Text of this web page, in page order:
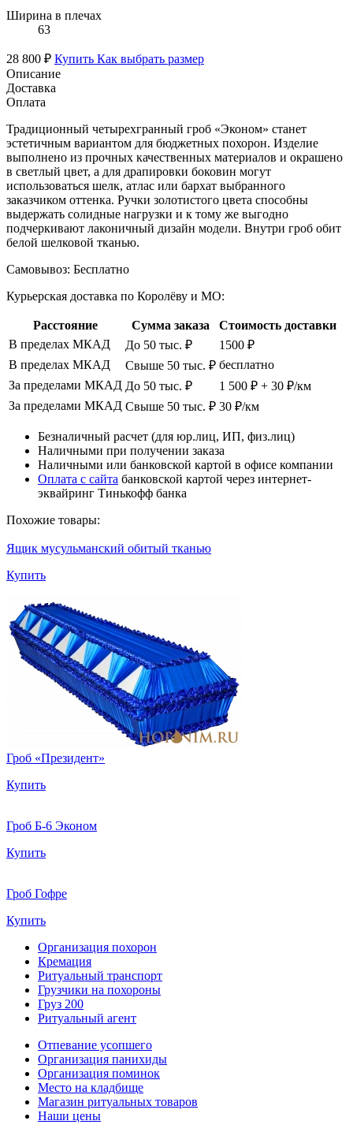
Ширина в плечах
63
28 800 ₽ Купить Как выбрать размер
Описание
Доставка
Оплата
Традиционный четырехгранный гроб «Эконом» станет
эстетичным вариантом для бюджетных похорон. Изделие
выполнено из прочных качественных материалов и окрашено
в светлый цвет, а для драпировки боковин могут
использоваться шелк, атлас или бархат выбранного
заказчиком оттенка. Ручки золотистого цвета способны
выдержать солидные нагрузки и к тому же выгодно
подчеркивают лаконичный дизайн модели. Внутри гроб обит
белой шелковой тканью.
Самовывоз: Бесплатно
Курьерская доставка по Королёву и МО:
Расстояние Сумма заказа
Стоимость доставки
В пределах МКАД
До 50 тыс. ₽
1500 ₽
В пределах МКАД
Свыше 50 тыс. ₽ бесплатно
За пределами МКАД До 50 тыс. ₽
1 500 ₽ + 30 ₽/км
За пределами МКАД Свыше 50 тыс. ₽ 30 ₽/км
Безналичный расчет (для юр.лиц, ИП, физ.лиц)
Наличными при получении заказа
Наличными или банковской картой в офисе компании
Оплата с сайта банковской картой через интернет-
эквайринг Тинькофф банка
Похожие товары:
Ящик мусульманский обитый тканью
Купить
Гроб «Президент»
Купить
Гроб Б-6 Эконом
Купить
Гроб Гофре
Купить
Организация похорон
Кремация
Ритуальный транспорт
Грузчики на похороны
Груз 200
Ритуальный агент
Отпевание усопшего
Организация панихиды
Организация поминок
Место на кладбище
Магазин ритуальных товаров
Наши цены